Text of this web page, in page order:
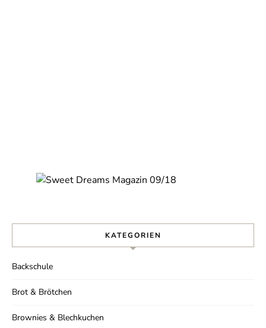
KATEGORIEN
Backschule
Brot & Brötchen
Brownies & Blechkuchen